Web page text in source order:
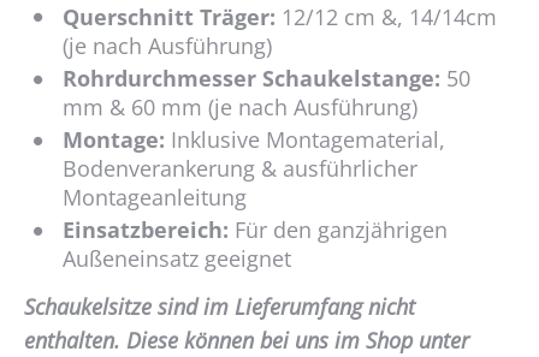
Querschnitt Träger: 12/12 cm &, 14/14cm
(je nach Ausführung)
Rohrdurchmesser Schaukelstange: 50
mm & 60 mm (je nach Ausführung)
Montage: Inklusive Montagematerial,
Bodenverankerung & ausführlicher
Montageanleitung
Einsatzbereich: Für den ganzjährigen
Außeneinsatz geeignet
Schaukelsitze sind im Lieferumfang nicht
enthalten. Diese können bei uns im Shop unter